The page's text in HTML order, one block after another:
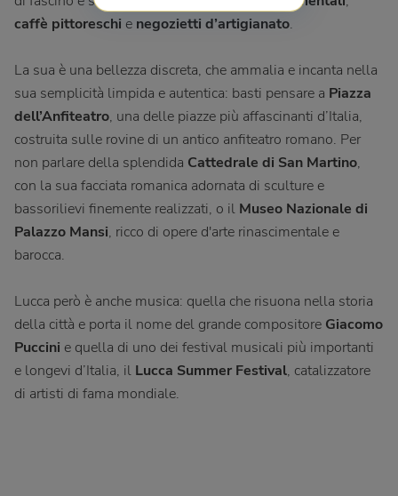
caffè pittoreschi e negozietti d’artigianato.
La sua è una bellezza discreta, che ammalia e incanta nella
sua semplicità limpida e autentica: basti pensare a Piazza
dell’Anfiteatro, una delle piazze più affascinanti d’Italia,
costruita sulle rovine di un antico anfiteatro romano. Per
non parlare della splendida Cattedrale di San Martino,
con la sua facciata romanica adornata di sculture e
bassorilievi finemente realizzati, o il Museo Nazionale di
Palazzo Mansi, ricco di opere d'arte rinascimentale e
barocca.
Lucca però è anche musica: quella che risuona nella storia
della città e porta il nome del grande compositore Giacomo
Puccini e quella di uno dei festival musicali più importanti
e longevi d’Italia, il Lucca Summer Festival, catalizzatore
di artisti di fama mondiale.